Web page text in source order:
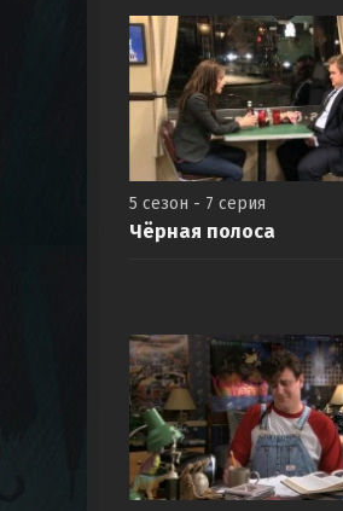
5 сезон - 7 серия
Чёрная полоса